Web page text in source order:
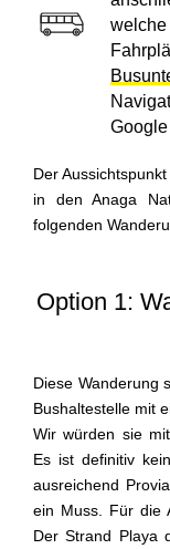
welche
Der
in den Anaga
folgenden
Option 1:
Diese Wanderung
Bushaltestelle mit
Wir würden sie
Es ist definitiv
ausreichend
ein Muss. Für die
Der Strand Playa